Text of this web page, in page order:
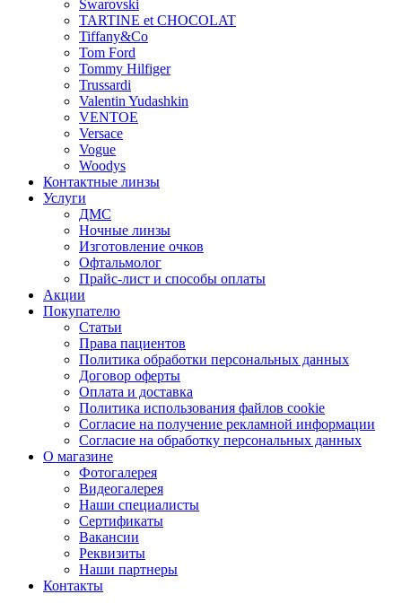
Swarovski
TARTINE et CHOCOLAT
Tiffany&Co
Tom Ford
Tommy Hilfiger
Trussardi
Valentin Yudashkin
VENTOE
Versace
Vogue
Woodys
Контактные линзы
Услуги
ДМС
Ночные линзы
Изготовление очков
Офтальмолог
Прайс-лист и способы оплаты
Акции
Покупателю
Статьи
Права пациентов
Политика обработки персональных данных
Договор оферты
Оплата и доставка
Политика использования файлов cookie
Согласие на получение рекламной информации
Согласие на обработку персональных данных
О магазине
Фотогалерея
Видеогалерея
Наши специалисты
Сертификаты
Вакансии
Реквизиты
Наши партнеры
Контакты